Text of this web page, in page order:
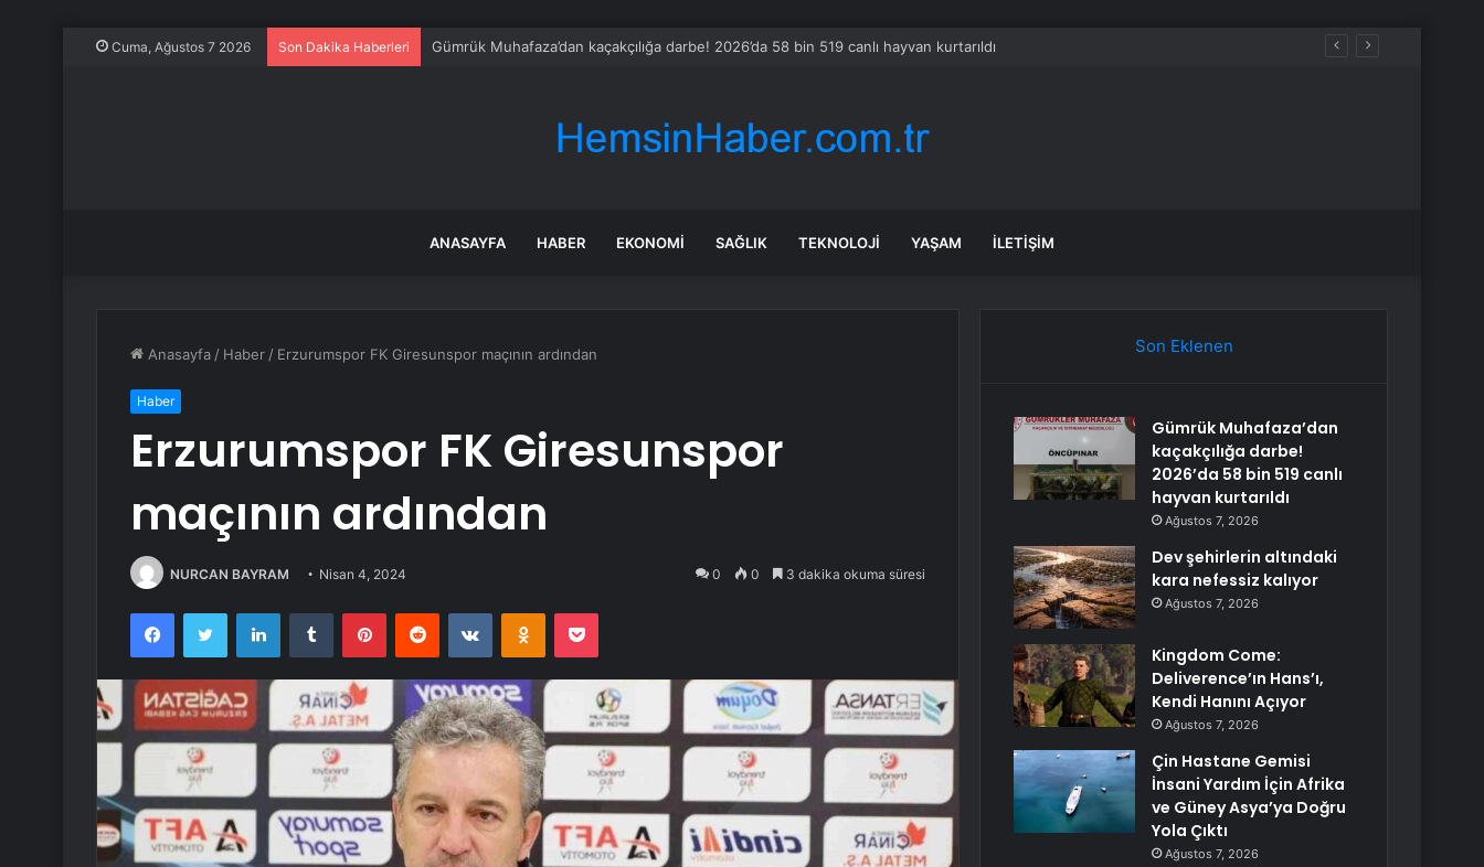
Cuma, Ağustos 7 2026 Son Dakika Haberleri Dev şehirlerin altındaki kara nefessiz kalıyor
ANASAYFA HABER EKONOMI SAĞLIK TEKNOLOJI YAŞAM İLETIŞIM
Anasayfa / Haber / Erzurumspor FK Giresunspor maçının ardından
Haber
Erzurumspor FK Giresunspor
maçının ardından
NURCAN BAYRAM Nisan 4, 2024 0 0 3 dakika okuma süresi
FacebookTwitter LinkedInTumblr PinterestReddit VKontakteOdnoklassniki
Pocket
Son Eklenen
Gümrük Muhafaza’dan
kaçakçılığa darbe!
2026’da 58 bin 519 canlı
hayvan kurtarıldı
Ağustos 7, 2026
Dev şehirlerin altındaki
kara nefessiz kalıyor
Ağustos 7, 2026
Kingdom Come:
Deliverence’ın Hans’ı,
Kendi Hanını Açıyor
Ağustos 7, 2026
Çin Hastane Gemisi
İnsani Yardım İçin Afrika
ve Güney Asya’ya Doğru
Yola Çıktı
Ağustos 7, 2026